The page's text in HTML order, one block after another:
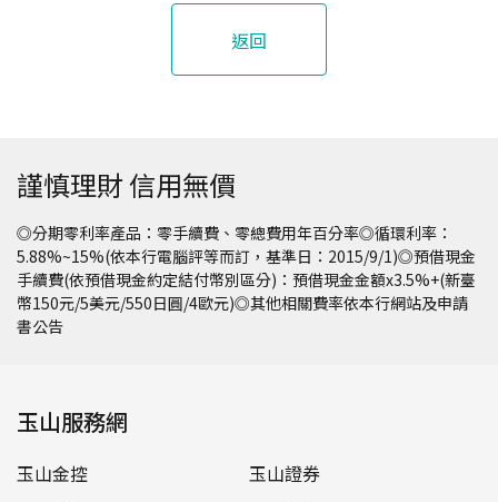
返回
謹慎理財 信用無價
◎分期零利率產品：零手續費、零總費用年百分率◎循環利率：
5.88%~15%(依本行電腦評等而訂，基準日：2015/9/1)◎預借現金
手續費(依預借現金約定結付幣別區分)：預借現金金額x3.5%+(新臺
幣150元/5美元/550日圓/4歐元)◎其他相關費率依本行網站及申請
書公告
玉山服務網
玉山金控
玉山證券